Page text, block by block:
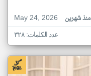
May 24, 2026
منذ شهرين
عدد الكلمات: ٣٢٨